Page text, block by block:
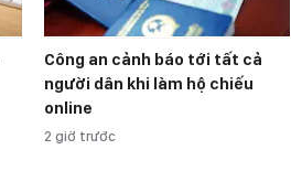
Công an cảnh báo tới tất cả
người dân khi làm hộ chiếu
online
2 giờ trước